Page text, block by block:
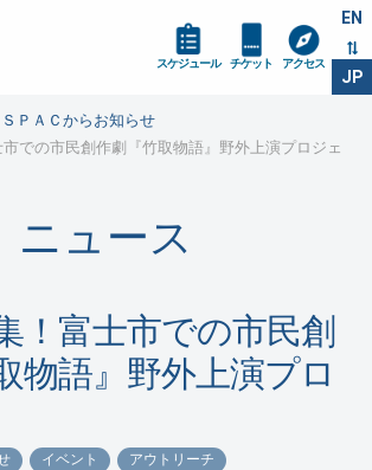
EN
JP
スケジュール チケット アクセス
ＳＰＡＣからお知らせ
での市民創作劇『竹取物語』野外上演プロジェ
ニュース
！富士市での市民創
物語』野外上演プロ
イベント アウトリーチ